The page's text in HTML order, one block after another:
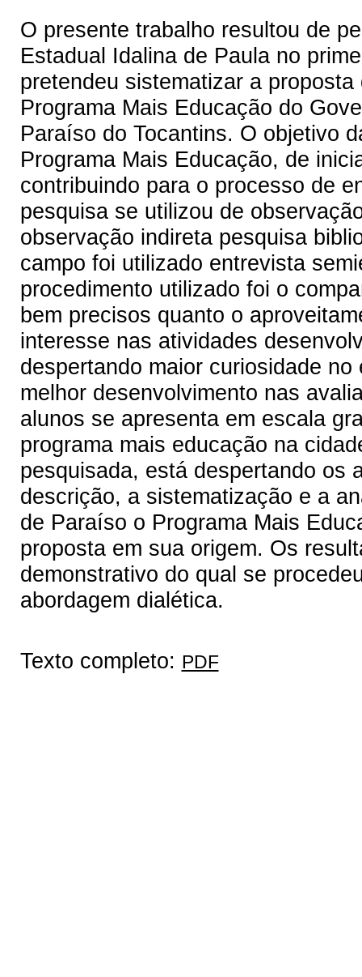
O presente trabalho resultou de
Estadual Idalina de Paula no
pretendeu sistematizar a
Programa Mais Educação do
Paraíso do Tocantins. O objetivo
Programa Mais Educação, de
contribuindo para o processo de
pesquisa se utilizou de
observação indireta pesquisa
campo foi utilizado entrevista
procedimento utilizado foi o
bem precisos quanto o
interesse nas atividades
despertando maior curiosidade
melhor desenvolvimento nas
alunos se apresenta em escala
programa mais educação na
pesquisada, está despertando os
descrição, a sistematização e a
de Paraíso o Programa Mais
proposta em sua origem. Os
demonstrativo do qual se
abordagem dialética.
Texto completo: PDF